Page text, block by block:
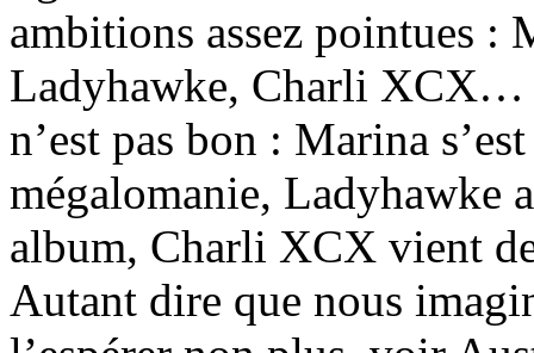
ambitions assez pointues :
Ladyhawke, Charli XCX…
n’est pas bon : Marina
mégalomanie, Ladyhawke
album, Charli XCX vient
Autant dire que nous